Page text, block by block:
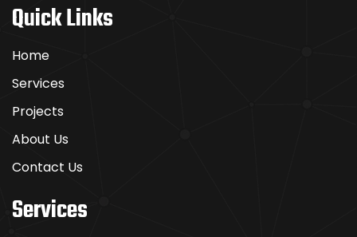
Quick Links
Home
Services
Projects
About Us
Contact Us
Services